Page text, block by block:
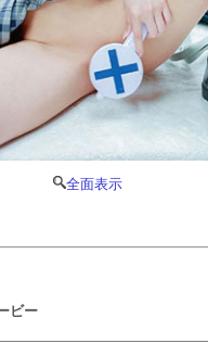
全面表示
ビー